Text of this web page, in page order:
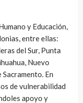
y Educación,
entre ellas:
del Sur, Punta
Nuevo
En
de vulnerabilidad
apoyo y